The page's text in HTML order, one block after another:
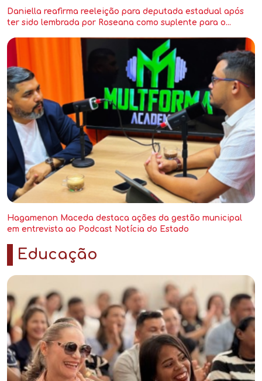
Daniella reafirma reeleição para deputada estadual após
ter sido lembrada por Roseana como suplente para o
Hagamenon Maceda destaca ações da gestão municipal
em entrevista ao Podcast Notícia do Estado
Educação